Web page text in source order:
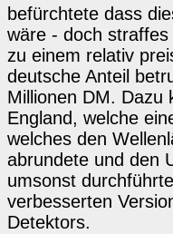
befürchtete dass
wäre - doch
zu einem relativ
deutsche Anteil
Millionen DM. Dazu
England, welche
welches den
abrundete und den
umsonst
verbesserten
Detektors.